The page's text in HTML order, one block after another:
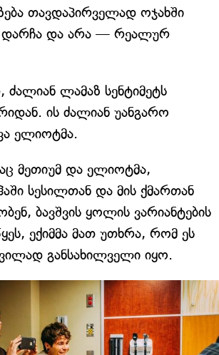
თავდაპირველად ოჯახში
დარჩა და არა — რეალურ
ლამაზ სენტიმეტს
ის ძალიან უანგარო
ელიოტმა.
მეთიუმ და ელიოტმა,
სესილთან და მის ქმართან
ბავშვის ყოლის ვარიანტების
ექიმმა მათ უთხრა, რომ ეს
განსახილველი იყო.